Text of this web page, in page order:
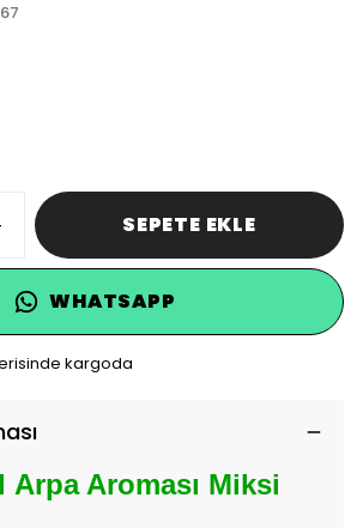
SEPETE EKLE
WHATSAPP
kargoda
Arpa Aroması Miksi